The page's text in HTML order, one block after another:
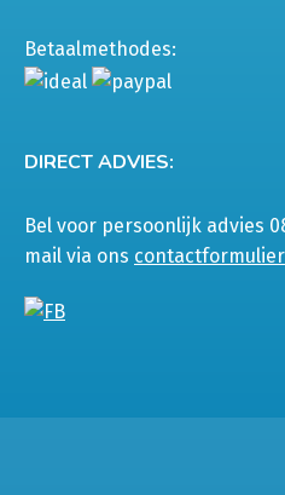
Betaalmethodes:
DIRECT ADVIES:
Bel voor persoonlijk advies
mail via ons contactformulier